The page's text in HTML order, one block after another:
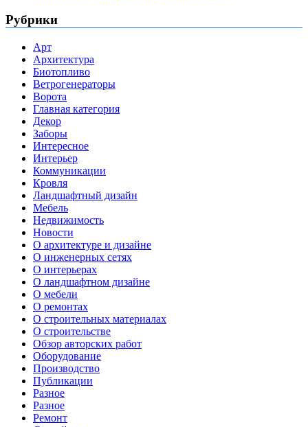
Рубрики
Арт
Архитектура
Биотопливо
Ветрогенераторы
Ворота
Главная категория
Декор
Заборы
Интересное
Интерьер
Коммуникации
Кровля
Ландшафтный дизайн
Мебель
Недвижимость
Новости
О архитектуре и дизайне
О инженерных сетях
О интерьерах
О ландшафтном дизайне
О мебели
О ремонтах
О строительных материалах
О строительстве
Обзор авторских работ
Оборудование
Производство
Публикации
Разное
Разное
Ремонт